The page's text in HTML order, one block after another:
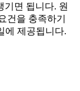
기면 됩니다. 원
건을 충족하기
에 제공됩니다.